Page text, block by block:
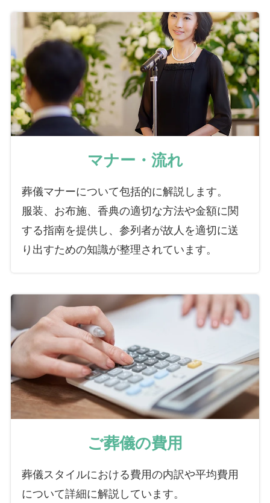
マナー・流れ
葬儀マナーについて包括的に解説します。
服装、お布施、香典の適切な方法や金額に関
する指南を提供し、参列者が故人を適切に送
り出すための知識が整理されています。
ご葬儀の費用
葬儀スタイルにおける費用の内訳や平均費用
について詳細に解説しています。